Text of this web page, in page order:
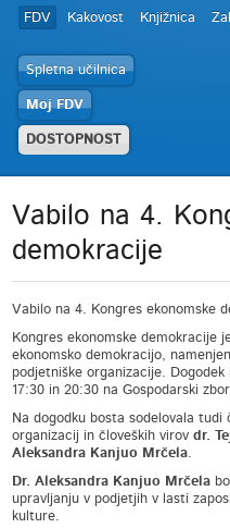
FDV Kakovost Knjižnica
Spletna učilnica
Moj FDV
DOSTOPNOST
Vabilo na 4.
demokracije
Vabilo na 4. Kongres ekonomske
Kongres ekonomske demokracije
ekonomsko demokracijo,
podjetniške organizacije.
17:30 in 20:30 na Gospodarski
Na dogodku bosta sodelovala
organizacij in človeških virovdr.
Aleksandra Kanjuo Mrčela.
Dr. Aleksandra Kanjuo Mrčela
upravljanju v podjetjih v lasti
kulture.